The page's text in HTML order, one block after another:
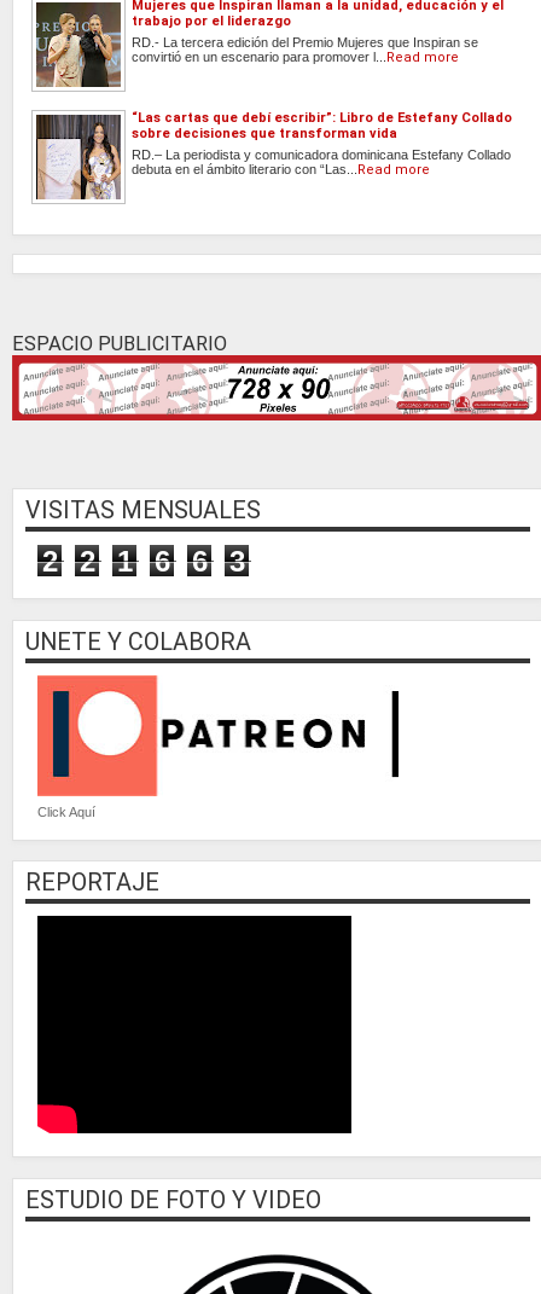
Mujeres que Inspiran llaman a la unidad, educación y el
trabajo por el liderazgo
RD.- La tercera edición del Premio Mujeres que Inspiran se
convirtió en un escenario para promover l... Read more
“Las cartas que debí escribir”: Libro de Estefany Collado
sobre decisiones que transforman vida
RD.– La periodista y comunicadora dominicana Estefany Collado
debuta en el ámbito literario con “Las... Read more
ESPACIO PUBLICITARIO
VISITAS MENSUALES
2 2 1 6 6 3
UNETE Y COLABORA
Click Aquí
REPORTAJE
ESTUDIO DE FOTO Y VIDEO